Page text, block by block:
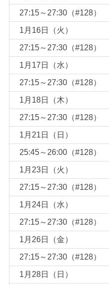
27:15～27:30（#128）
1月16日（火）
27:15～27:30（#128）
1月17日（水）
27:15～27:30（#128）
1月18日（木）
27:15～27:30（#128）
1月21日（日）
25:45～26:00（#128）
1月23日（火）
27:15～27:30（#128）
1月24日（水）
27:15～27:30（#128）
1月26日（金）
27:15～27:30（#128）
1月28日（日）